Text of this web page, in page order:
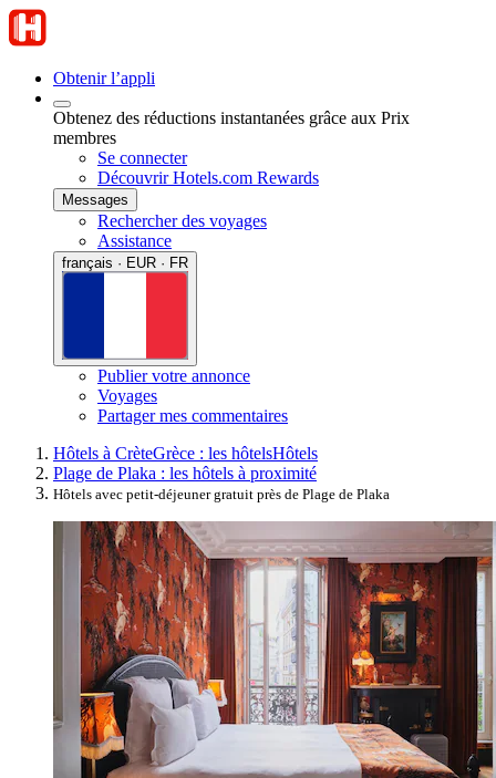
Obtenir l’appli
Obtenez des réductions instantanées grâce aux Prix
membres
Se connecter
Découvrir Hotels.com Rewards
Messages
Rechercher des voyages
Assistance
français · EUR · FR
Publier votre annonce
Voyages
Partager mes commentaires
Hôtels à CrèteGrèce : les hôtelsHôtels
Plage de Plaka : les hôtels à proximité
Hôtels avec petit-déjeuner gratuit près de Plage de Plaka